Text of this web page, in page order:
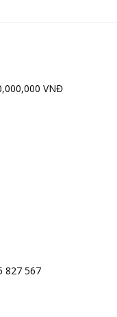
VNĐ
827 567